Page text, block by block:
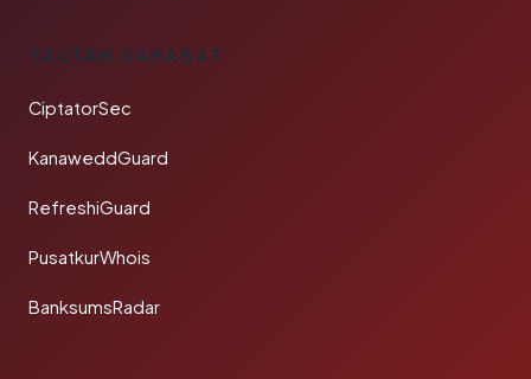
TAUTAN SAHABAT
CiptatorSec
KanaweddGuard
RefreshiGuard
PusatkurWhois
BanksumsRadar